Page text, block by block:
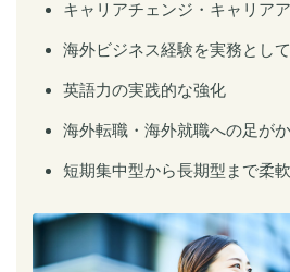
キャリアチェンジ・キャリア
海外ビジネス経験を実務とし
英語力の実践的な強化
海外転職・海外就職への足が
短期集中型から長期型まで柔